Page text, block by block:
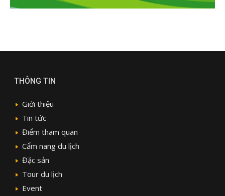
THÔNG TIN
Giới thiệu
Tin tức
Điểm tham quan
Cẩm nang du lịch
Đặc sản
Tour du lịch
Event